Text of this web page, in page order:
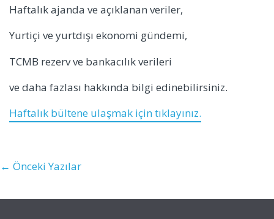
Haftalık ajanda ve açıklanan veriler,
Yurtiçi ve yurtdışı ekonomi gündemi,
TCMB rezerv ve bankacılık verileri
ve daha fazlası hakkında bilgi edinebilirsiniz.
Haftalık bültene ulaşmak için tıklayınız.
Post
← Önceki Yazılar